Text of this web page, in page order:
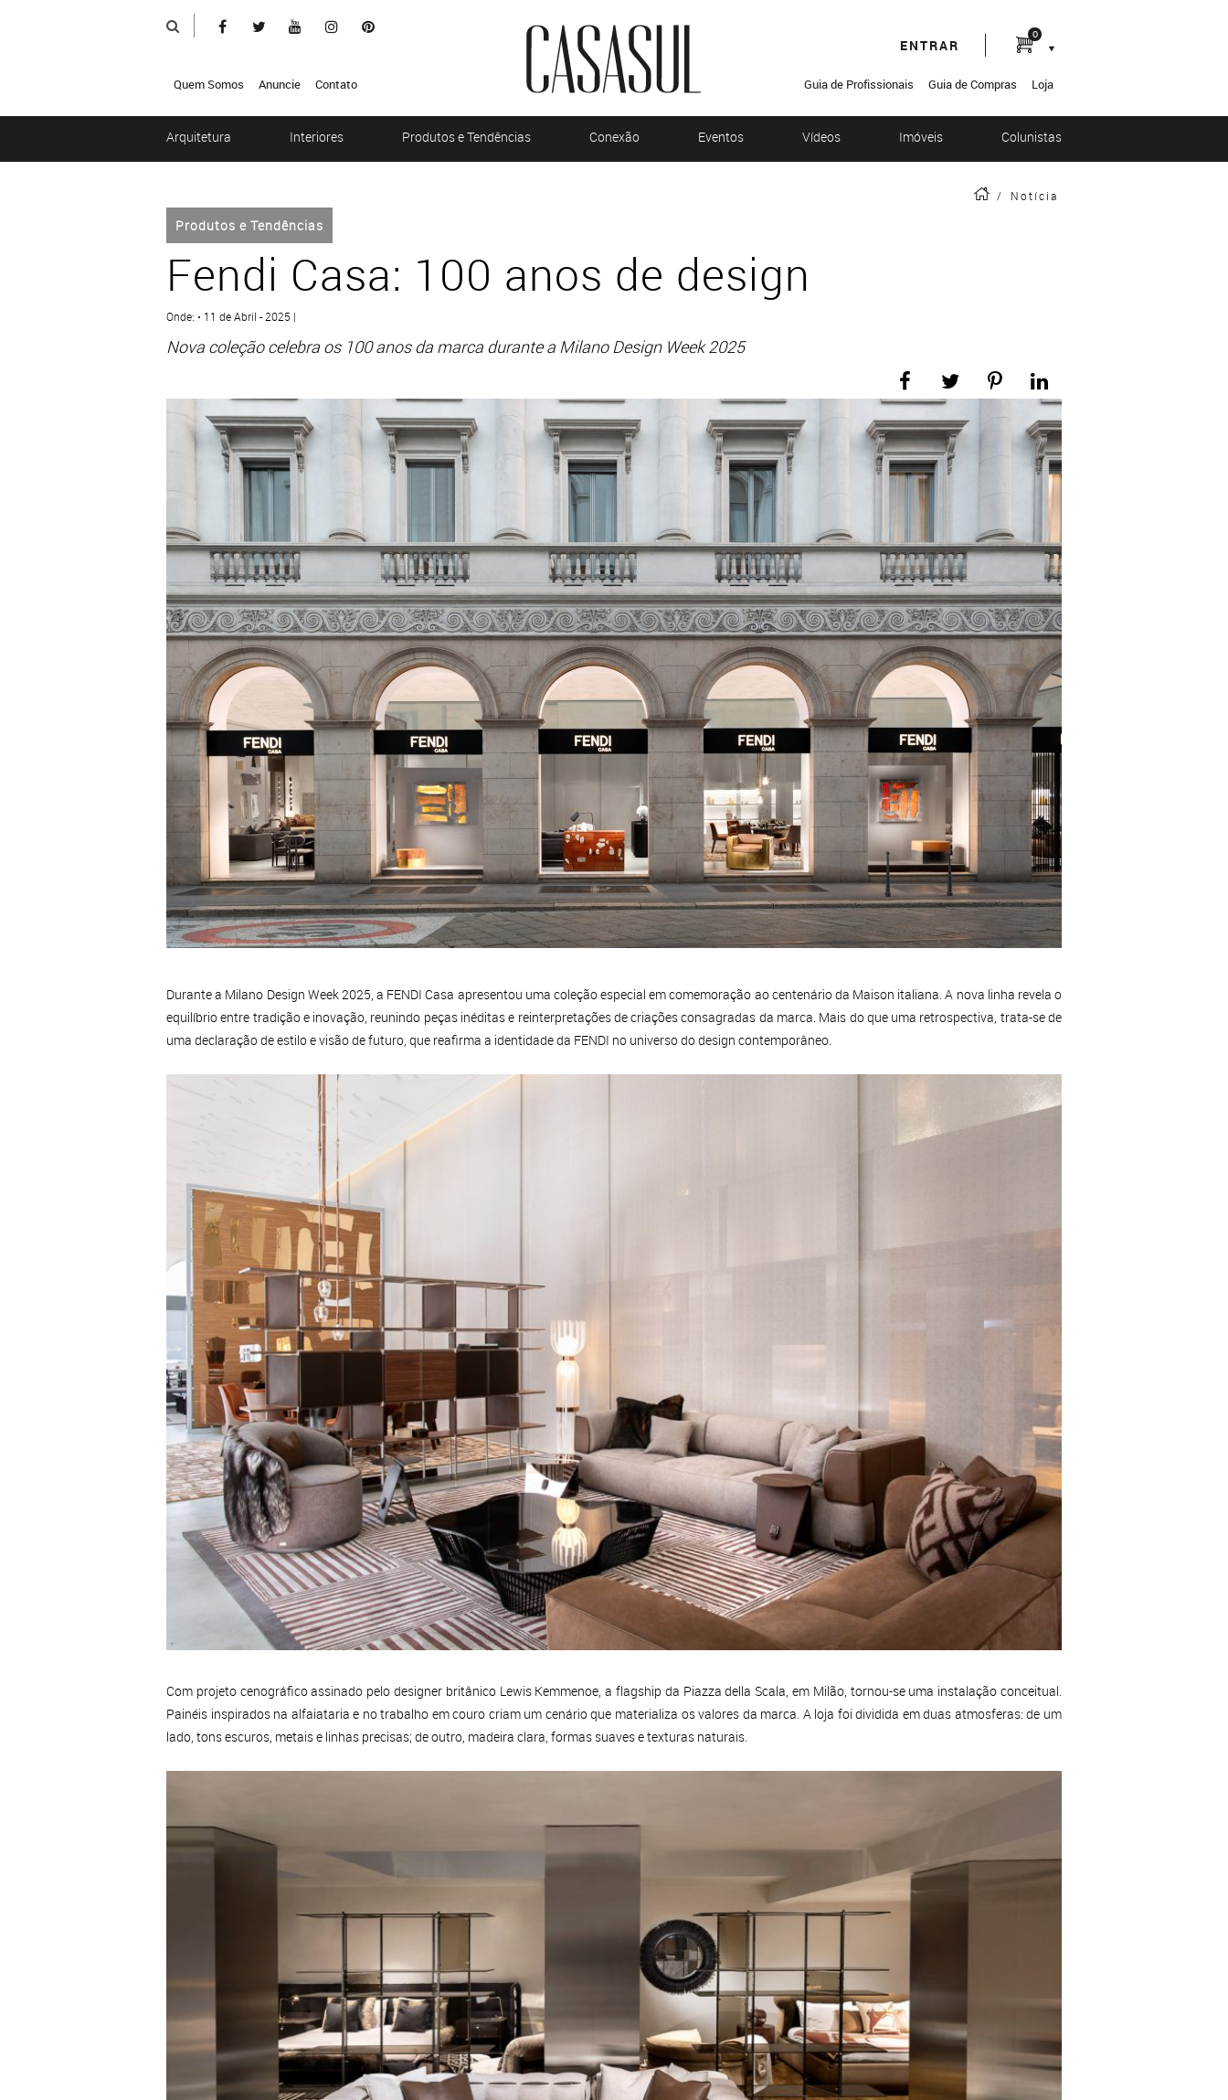
0
ENTRAR
Quem Somos Anuncie Contato Guia de Profissionais Guia de Compras Loja
Arquitetura Interiores Produtos e Tendências Conexão Eventos Vídeos Imóveis Colunistas
/ Notícia
Produtos e Tendências
Fendi Casa: 100 anos de design
Onde: • 11 de Abril - 2025 |
Nova coleção celebra os 100 anos da marca durante a Milano Design Week 2025
Durante a Milano Design Week 2025, a FENDI Casa apresentou uma coleção especial em comemoração ao centenário da Maison italiana. A nova linha revela o
equilíbrio entre tradição e inovação, reunindo peças inéditas e reinterpretações de criações consagradas da marca. Mais do que uma retrospectiva, trata-se de
uma declaração de estilo e visão de futuro, que reafirma a identidade da FENDI no universo do design contemporâneo.
Com projeto cenográfico assinado pelo designer britânico Lewis Kemmenoe, a flagship da Piazza della Scala, em Milão, tornou-se uma instalação conceitual.
Painéis inspirados na alfaiataria e no trabalho em couro criam um cenário que materializa os valores da marca. A loja foi dividida em duas atmosferas: de um
lado, tons escuros, metais e linhas precisas; de outro, madeira clara, formas suaves e texturas naturais.